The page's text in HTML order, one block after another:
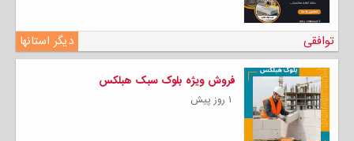
دیگر استانها توافقی
فروش ویژه بلوک سبک هبلکس
۱ روز پیش